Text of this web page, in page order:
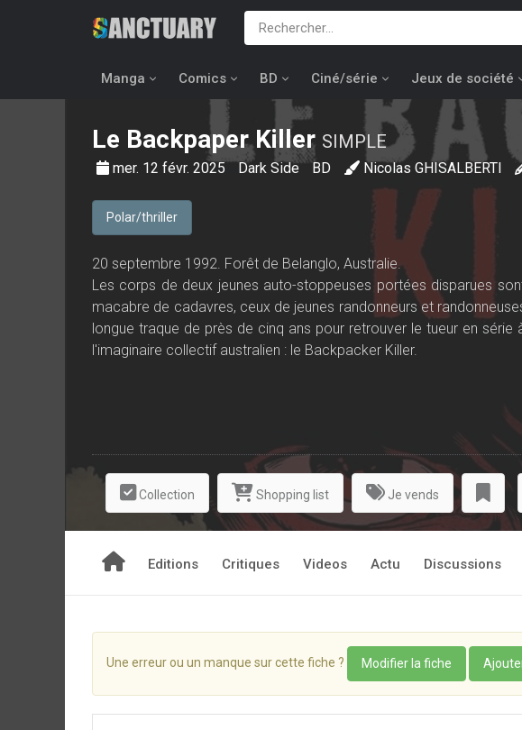
Manga Comics BD Ciné/série Jeux de société
Le Backpaper Killer SIMPLE
mer. 12 févr. 2025 Dark Side BD Nicolas GHISALBERTI
Polar/thriller
20 septembre 1992. Forêt de Belanglo, Australie.
Les corps de deux jeunes auto-stoppeuses portées disparues
macabre de cadavres, ceux de jeunes randonneurs et
longue traque de près de cinq ans pour retrouver le tueur en
l'imaginaire collectif australien : le Backpacker Killer.
Collection Shopping list Je vends
Editions Critiques Videos Actu Discussions
Une erreur ou un manque sur cette fiche ? Modifier la fiche